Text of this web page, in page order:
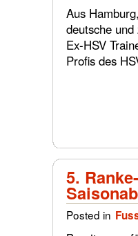
Aus
deutsche
Ex-HSV
Profis des
5.
Posted in